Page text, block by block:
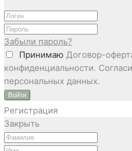
Забыли пароль?
Принимаю Договор-
конфиденциальности.
персональных данных.
Войти
Регистрация
Закрыть